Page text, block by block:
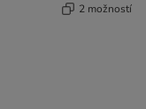
2 možností